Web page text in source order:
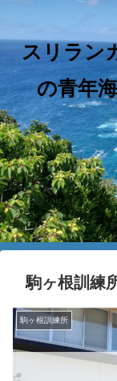
スリラン
の青年
駒ヶ根訓練
駒ヶ根訓練所